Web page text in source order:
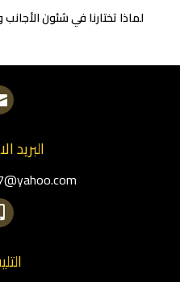
لماذا تختارنا في شئون
البريد